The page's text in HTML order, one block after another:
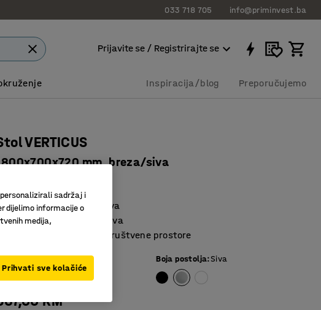
033 718 705 info@priminvest.ba
Prijavite se / Registrirajte se
Inspiracija/blog Preporučujemo
VERTICUS
mm, breza/siva
Moderan i lako se održava
Izdržljiv asortiman stolova
Za sastanke, kantine i društvene prostore
površine ploče:Breza Boja postolja:Siva
KM
sadržaj i
dijelimo informacije o
medija,
Prihvati sve kolačiće